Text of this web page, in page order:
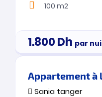
100 m2
1.800Dh par nuitée
Sania tanger